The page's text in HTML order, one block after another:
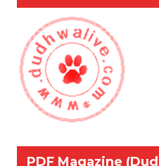
PDF Magazine